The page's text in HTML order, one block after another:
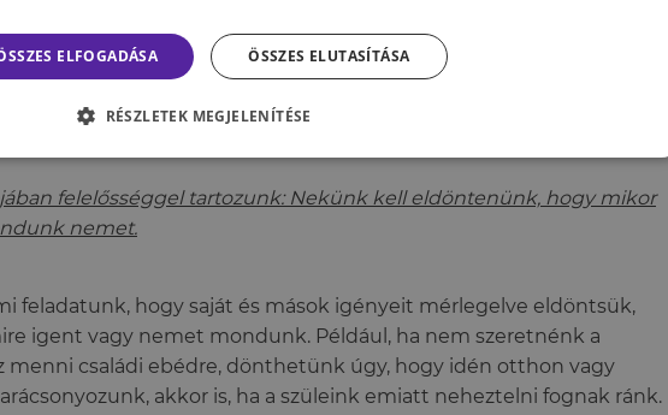
döntés nyomása a vállunkra nehezedik, kérjünk egy kis
időt.
köztes ajánlatot.
felelősséggel tartozunk: Nekünk kell eldöntenünk, hogy mikor
nemet.
feladatunk, hogy saját és mások igényeit mérlegelve eldöntsük,
igent vagy nemet mondunk. Például, ha nem szeretnénk a
menni családi ebédre, dönthetünk úgy, hogy idén otthon vagy
akkor is, ha a szüleink emiatt neheztelni fognak ránk.
ELFOGADÁSA ÖSSZES ELUTASÍTÁSA
RÉSZLETEK MEGJELENÍTÉSE